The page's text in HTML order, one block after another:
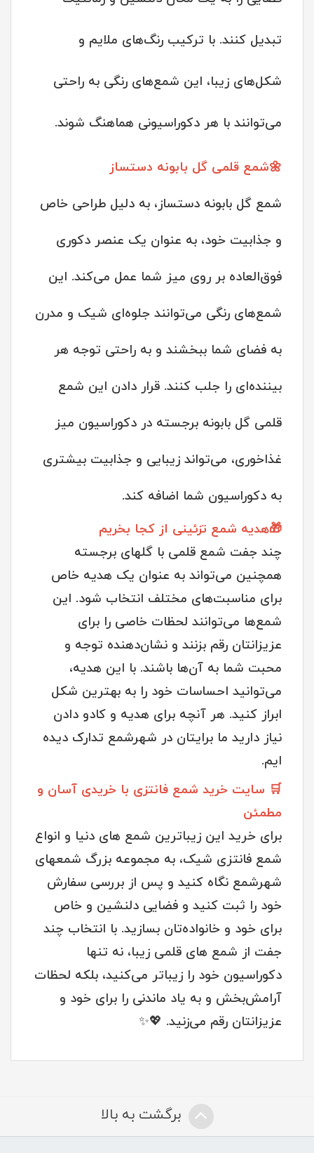
تبدیل کنند. با ترکیب رنگ‌های ملایم و
شکل‌های زیبا، این شمع‌های رنگی به راحتی
می‌توانند با هر دکوراسیونی هماهنگ شوند.
🌼شمع قلمی گل بابونه دستساز
شمع گل بابونه دستساز، به دلیل طراحی خاص
و جذابیت خود، به عنوان یک عنصر دکوری
فوق‌العاده بر روی میز شما عمل می‌کند. این
شمع‌های رنگی می‌توانند جلوه‌ای شیک و مدرن
به فضای شما ببخشند و به راحتی توجه هر
بیننده‌ای را جلب کنند. قرار دادن این شمع‌
قلمی گل بابونه برجسته در دکوراسیون میز
غذاخوری، می‌تواند زیبایی و جذابیت بیشتری
به دکوراسیون شما اضافه کند.
🎁هدیه شمع تزئینی از کجا بخریم
چند جفت شمع قلمی با گلهای برجسته
همچنین می‌تواند به عنوان یک هدیه خاص
برای مناسبت‌های مختلف انتخاب شود. این
شمع‌ها می‌توانند لحظات خاصی را برای
عزیزانتان رقم بزنند و نشان‌دهنده توجه و
محبت شما به آن‌ها باشند. با این هدیه،
می‌توانید احساسات خود را به بهترین شکل
ابراز کنید. هر آنچه برای هدیه و کادو دادن
نیاز دارید ما برایتان در شهرشمع تدارک دیده
ایم.
🛒 سایت خرید شمع فانتزی با خریدی آسان و
مطمئن
برای خرید این زیباترین شمع های دنیا و انواع
شمع فانتزی شیک، به مجموعه بزرگ شمعهای
شهرشمع نگاه کنید و پس از بررسی سفارش
خود را ثبت کنید و فضایی دلنشین و خاص
برای خود و خانواده‌تان بسازید. با انتخاب چند
جفت از شمع های قلمی زیبا، نه تنها
دکوراسیون خود را زیباتر می‌کنید، بلکه لحظات
آرامش‌بخش و به یاد ماندنی را برای خود و
عزیزانتان رقم می‌زنید. 💖✨
برگشت به بالا